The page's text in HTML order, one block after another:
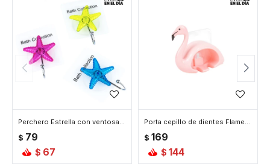
Perchero Estrella con ventosa - Verde
$ 79
$ 67
Porta cepillo de dientes Flamenco
$ 169
$ 144